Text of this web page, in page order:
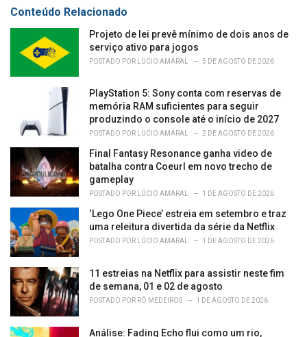
:Conteúdo Relacionado
Projeto de lei prevê mínimo de dois anos de
serviço ativo para jogos
POSTADO POR LÚCIO AMARAL 5 DE AGOSTO DE 2026
PlayStation 5: Sony conta com reservas de
memória RAM suficientes para seguir
produzindo o console até o início de 2027
POSTADO POR LÚCIO AMARAL 2 DE AGOSTO DE 2026
Final Fantasy Resonance ganha video de
batalha contra Coeurl em novo trecho de
gameplay
POSTADO POR LÚCIO AMARAL 1 DE AGOSTO DE 2026
‘Lego One Piece’ estreia em setembro e traz
uma releitura divertida da série da Netflix
POSTADO POR LÚCIO AMARAL 1 DE AGOSTO DE 2026
11 estreias na Netflix para assistir neste fim
de semana, 01 e 02 de agosto
POSTADO POR RÔ MEDEIROS 1 DE AGOSTO DE 2026
Análise: Fading Echo flui como um rio,